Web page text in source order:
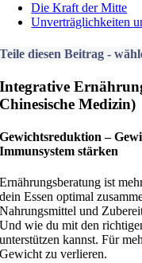
Die Kraft der Mitte
Unverträglichkeiten
Teile diesen Beitrag -
Integrative
Chinesische Medizin)
Gewichtsreduktion –
Immunsystem stärken
Ernährungsberatung ist
dein Essen optimal
Nahrungsmittel und
Und wie du mit den
unterstützen kannst. Für
Gewicht zu verlieren.